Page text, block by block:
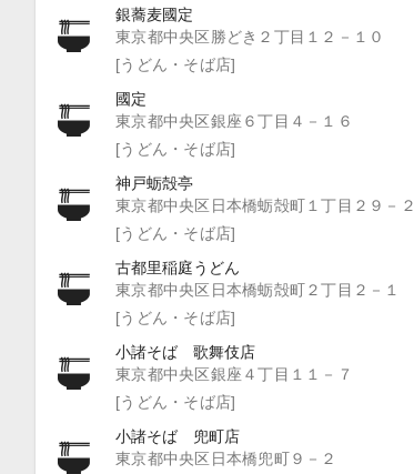
銀蕎麦國定
東京都中央区勝どき２丁目１２－１０
[うどん・そば店]
國定
東京都中央区銀座６丁目４－１６
[うどん・そば店]
神戸蛎殻亭
東京都中央区日本橋蛎殻町１丁目２９－２
[うどん・そば店]
古都里稲庭うどん
東京都中央区日本橋蛎殻町２丁目２－１
[うどん・そば店]
小諸そば 歌舞伎店
東京都中央区銀座４丁目１１－７
[うどん・そば店]
小諸そば 兜町店
東京都中央区日本橋兜町９－２